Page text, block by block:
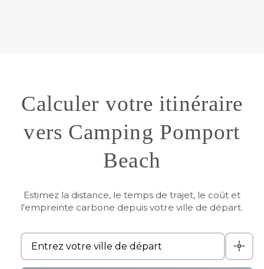
Calculer votre itinéraire
vers Camping Pomport
Beach
Estimez la distance, le temps de trajet, le coût et
l'empreinte carbone depuis votre ville de départ.